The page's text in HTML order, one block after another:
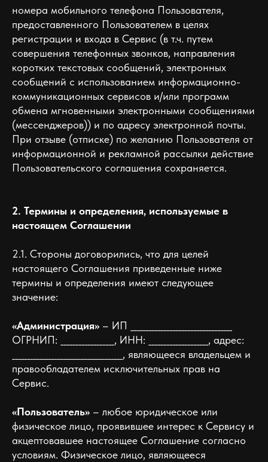
номера мобильного телефона Пользователя,
предоставленного Пользователем в целях
регистрации и входа в Сервис (в т.ч. путем
совершения телефонных звонков, направления
коротких текстовых сообщений, электронных
сообщений с использованием информационно-
коммуникационных сервисов и/или программ
обмена мгновенными электронными сообщениями
(мессенджеров)) и по адресу электронной почты.
При отзыве (отписке) по желанию Пользователя от
информационной и рекламной рассылки действие
Пользовательского соглашения сохраняется.
2. Термины и определения, используемые в
настоящем Соглашении
2.1. Стороны договорились, что для целей
настоящего Соглашения приведенные ниже
термины и определения имеют следующее
значение:
«Администрация» – ИП __________________________________
ОГРНИП: __________________, ИНН: ____________________, адрес:
_____________________________________, являющееся владельцем и
правообладателем исключительных прав на
Сервис.
«Пользователь» – любое юридическое или
физическое лицо, проявившее интерес к Сервису и
акцептовавшее настоящее Соглашение согласно
условиям. Физическое лицо, являющееся